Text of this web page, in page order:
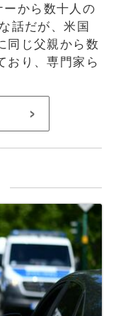
ーから数十人の
話だが、米国
同じ父親から数
おり、専門家ら
>